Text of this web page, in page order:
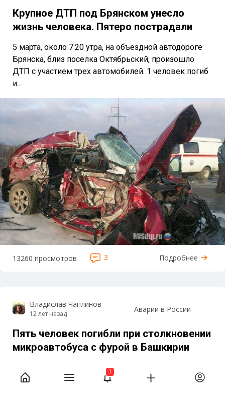
Крупное ДТП под Брянском унесло
жизнь человека. Пятеро пострадали
5 марта, около 7:20 утра, на объездной автодороге
Брянска, близ поселка Октябрьский, произошло
ДТП с участием трех автомобилей. 1 человек погиб
и...
13260 просмотров 3 Подробнее
Владислав Чаплинов
12 лет назад Аварии в России
Пять человек погибли при столкновении
микроавтобуса с фурой в Башкирии
5 февраля, около двух часов ночи, на федеральной
трассе М-5 «Урал» Самара – Уфа – Челябинск
1